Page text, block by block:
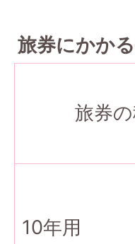
旅券にかか
旅券
10年用